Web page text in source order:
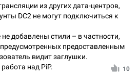
из других дата-центров,
DC2 не могут подключиться к
добавлены стили – в частности,
предоставленным
видит заглушки.
над PiP.
10